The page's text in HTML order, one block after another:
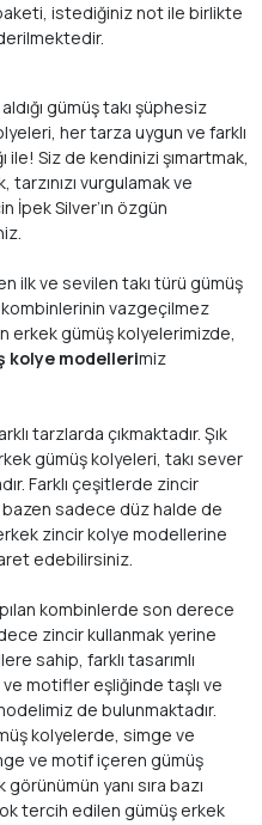
istediğiniz not ile birlikte
gümüş takı şüphesiz
her tarza uygun ve farklı
ile! Siz de kendinizi şımartmak,
tarzınızı vurgulamak ve
İpek Silver’ın özgün
ilk ve sevilen takı türü gümüş
vazgeçilmez
erkek gümüş kolyelerimizde,
kolye modellerimiz
tarzlarda çıkmaktadır. Şık
gümüş kolyeleri, takı sever
Farklı çeşitlerde zincir
sadece düz halde de
zincir kolye modellerine
edebilirsiniz.
kombinlerde son derece
zincir kullanmak yerine
sahip, farklı tasarımlı
motifler eşliğinde taşlı ve
de bulunmaktadır.
kolyelerde, simge ve
ve motif içeren gümüş
yanı sıra bazı
tercih edilen gümüş erkek